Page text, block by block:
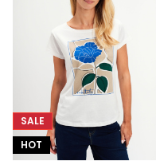
SALE
HOT